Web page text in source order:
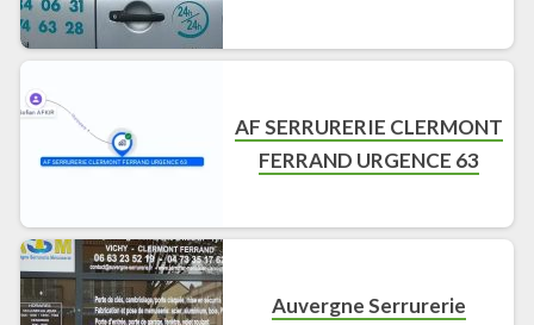
AF SERRURERIE CLERMONT
FERRAND URGENCE 63
Auvergne Serrurerie